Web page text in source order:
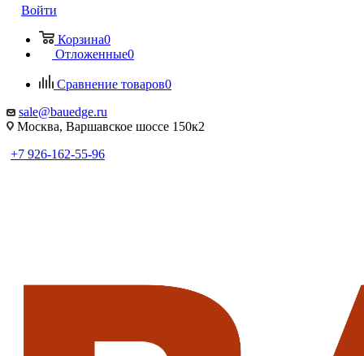
Войти
Корзина0
Отложенные0
Сравнение товаров0
sale@bauedge.ru
Москва, Варшавское шоссе 150к2
+7 926-162-55-96